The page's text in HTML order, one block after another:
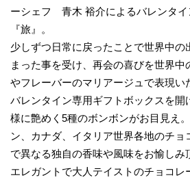
ーシェフ 青木 裕介によるバレンタイ
『旅』。
少しずつ日常に戻ったことで世界中の
まった事を受け、再会の喜びを世界
やフレーバーのマリアージュで表現い
バレンタイン専用ギフトボックスを開
様に艶めく5種のボンボンがお目見え
ン、カナダ、イタリア世界各地のチョ
で異なる独自の香味や風味をお愉しみ
エレガントで大人テイストのチョコレ